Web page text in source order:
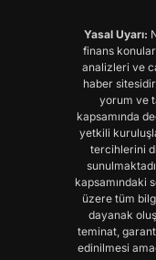
Yasal Uyarı:
finans
analizleri ve
haber
yorum ve
kapsamında
yetkili
tercihlerini
kapsamındaki
üzere tüm
dayanak
teminat,
edinilmesi